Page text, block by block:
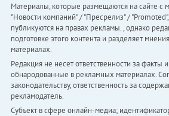
Материалы, которые размещаются на сайте с
"Новости компаний" / "Пресрелиз" /
публикуются на правах рекламы. , однако
подготовке этого контента и разделяет
материалах.
Редакция не несет ответственности за
обнародованные в рекламных материалах.
законодательству, ответственность за
рекламодатель.
Субъект в сфере онлайн-медиа;